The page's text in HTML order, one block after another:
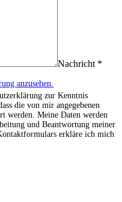
Nachricht *
anzusehen.
zur Kenntnis
die von mir angegebenen
werden. Meine Daten werden
und Beantwortung meiner
erkläre ich mich